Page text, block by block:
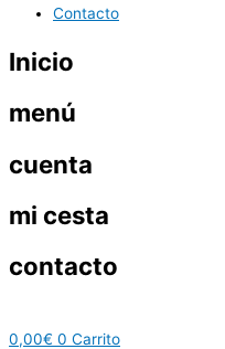
Contacto
Inicio
menú
cuenta
mi cesta
contacto
0,00€ 0 Carrito